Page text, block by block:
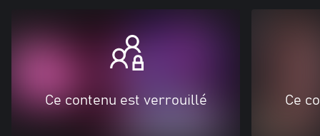
Ce contenu est verrouillé Ce